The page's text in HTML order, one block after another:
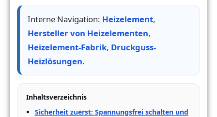
Interne Navigation: Heizelement,
Hersteller von Heizelementen,
Heizelement-Fabrik, Druckguss-
Heizlösungen.
Inhaltsverzeichnis
Sicherheit zuerst: Spannungsfrei schalten und